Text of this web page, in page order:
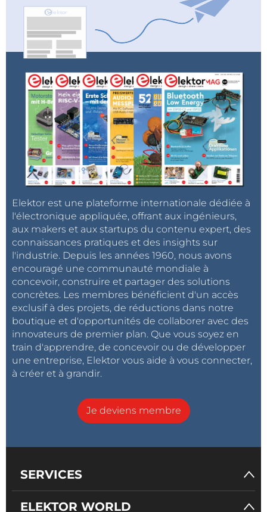
Elektor est une plateforme internationale dédiée à
l'électronique appliquée, offrant aux ingénieurs,
aux makers et aux startups du contenu expert, des
connaissances pratiques et des insights sur
l'industrie. Depuis les années 1960, nous avons
encouragé une communauté mondiale à
concevoir, construire et partager des solutions
concrètes. Les membres bénéficient d'un accès
exclusif à des projets, de réductions dans notre
boutique et d'opportunités de collaborer avec des
innovateurs de premier plan. Que vous soyez en
train d'apprendre, de concevoir ou de développer
une entreprise, Elektor vous aide à vous connecter,
à créer et à grandir.
Je deviens membre
SERVICES
ELEKTOR WORLD